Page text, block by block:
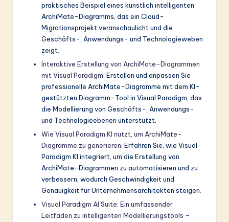
praktisches Beispiel eines künstlich intelligenten
ArchiMate-Diagramms, das ein Cloud-
Migrationsprojekt veranschaulicht und die
Geschäfts-, Anwendungs- und Technologieweben
zeigt.
Interaktive Erstellung von ArchiMate-Diagrammen
mit Visual Paradigm: Erstellen und anpassen Sie
professionelle ArchiMate-Diagramme mit dem KI-
gestützten Diagramm-Tool in Visual Paradigm, das
die Modellierung von Geschäfts-, Anwendungs-
und Technologieebenen unterstützt.
Wie Visual Paradigm KI nutzt, um ArchiMate-
Diagramme zu generieren: Erfahren Sie, wie Visual
Paradigm KI integriert, um die Erstellung von
ArchiMate-Diagrammen zu automatisieren und zu
verbessern, wodurch Geschwindigkeit und
Genauigkeit für Unternehmensarchitekten steigen.
Visual Paradigm AI Suite: Ein umfassender
Leitfaden zu intelligenten Modellierungstools –